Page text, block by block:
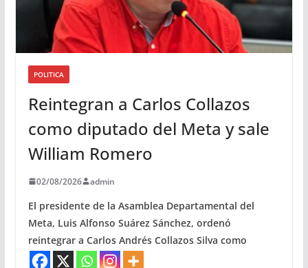
POLITICA
Reintegran a Carlos Collazos
como diputado del Meta y sale
William Romero
02/08/2026 admin
El presidente de la Asamblea Departamental del
Meta, Luis Alfonso Suárez Sánchez, ordenó
reintegrar a Carlos Andrés Collazos Silva como